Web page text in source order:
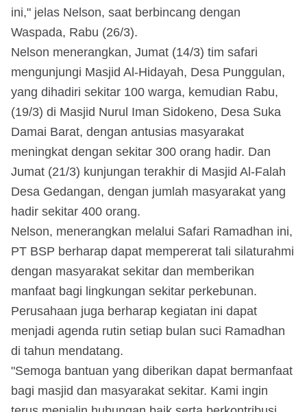
ini," jelas Nelson, saat berbincang dengan
Waspada, Rabu (26/3).
Nelson menerangkan, Jumat (14/3) tim safari
mengunjungi Masjid Al-Hidayah, Desa Punggulan,
yang dihadiri sekitar 100 warga, kemudian Rabu,
(19/3) di Masjid Nurul Iman Sidokeno, Desa Suka
Damai Barat, dengan antusias masyarakat
meningkat dengan sekitar 300 orang hadir. Dan
Jumat (21/3) kunjungan terakhir di Masjid Al-Falah
Desa Gedangan, dengan jumlah masyarakat yang
hadir sekitar 400 orang.
Nelson, menerangkan melalui Safari Ramadhan ini,
PT BSP berharap dapat mempererat tali silaturahmi
dengan masyarakat sekitar dan memberikan
manfaat bagi lingkungan sekitar perkebunan.
Perusahaan juga berharap kegiatan ini dapat
menjadi agenda rutin setiap bulan suci Ramadhan
di tahun mendatang.
"Semoga bantuan yang diberikan dapat bermanfaat
bagi masjid dan masyarakat sekitar. Kami ingin